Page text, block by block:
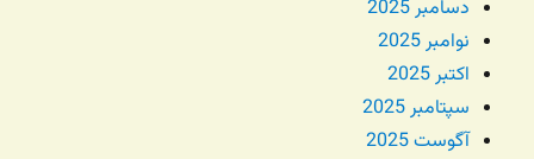
دسامبر 2025
نوامبر 2025
اکتبر 2025
سپتامبر 2025
آگوست 2025